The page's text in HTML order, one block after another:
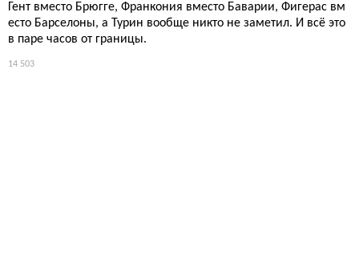
Гент вместо Брюгге, Франкония вместо Баварии, Фигерас вм
есто Барселоны, а Турин вообще никто не заметил. И всё это
в паре часов от границы.
14 503